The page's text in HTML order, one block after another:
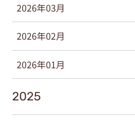
2026年03月
2026年02月
2026年01月
2025